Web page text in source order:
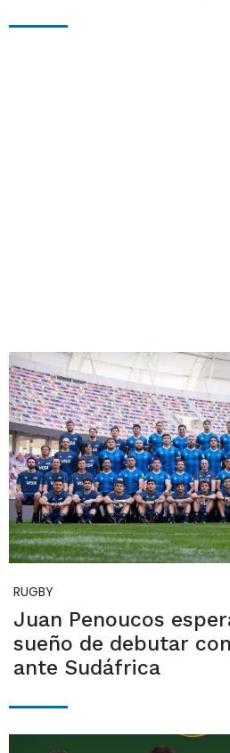
RUGBY
Juan Penoucos
sueño de debutar
ante Sudáfrica